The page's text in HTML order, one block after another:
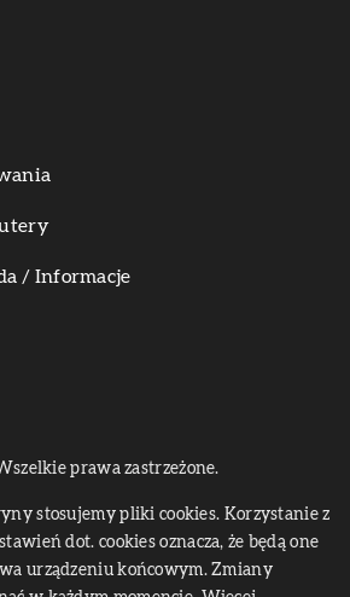
/ Informacje
prawa zastrzeżone.
stosujemy pliki cookies. Korzystanie z
dot. cookies oznacza, że będą one
urządzeniu końcowym. Zmiany